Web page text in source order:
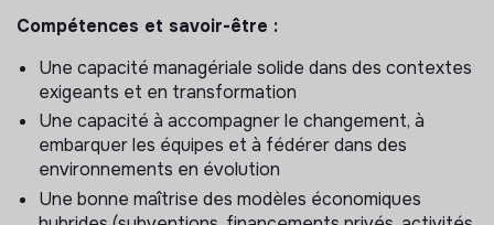
Sous la responsabilité du Délégué Général, ce poste de
direction fortement opérationnel sera au cœur du
pilotage du modèle socio-économique. Il/elle est
également en capacité d’assurer une continuité de
représentation et de pilotage en cas d’absence du
Délégué Général, sur certains sujets ou temps de
travail identifiés.
Le/la futur·e DGA aura notamment pour rôle d’appuyer
Compétences et savoir-être :
Une capacité managériale solide dans des contextes
exigeants et en transformation
Une capacité à accompagner le changement, à
embarquer les équipes et à fédérer dans des
environnements en évolution
Une bonne maîtrise des modèles économiques